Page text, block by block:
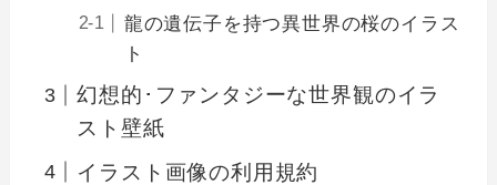
龍の遺伝子を持つ異世界の桜のイラス
ト
幻想的･ファンタジーな世界観のイラ
スト壁紙
イラスト画像の利用規約